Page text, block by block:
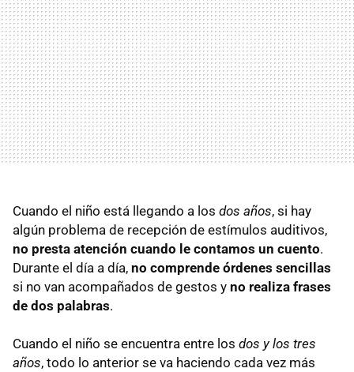
Cuando el niño está llegando a los dos años, si hay
algún problema de recepción de estímulos auditivos,
no presta atención cuando le contamos un cuento.
Durante el día a día, no comprende órdenes sencillas
si no van acompañados de gestos y no realiza frases
de dos palabras.
Cuando el niño se encuentra entre los dos y los tres
años, todo lo anterior se va haciendo cada vez más